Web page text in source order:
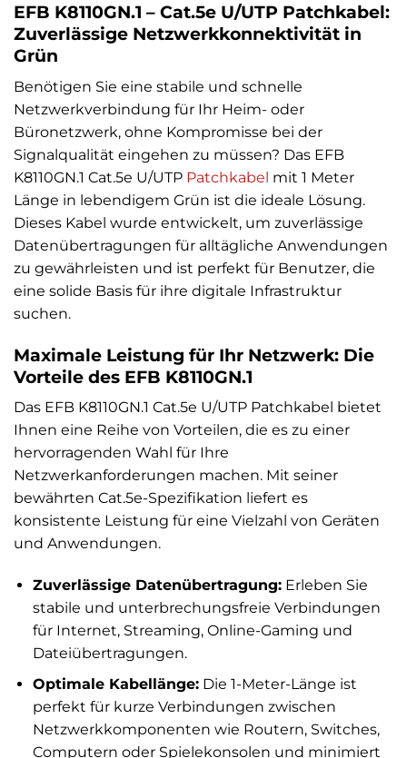
EFB K8110GN.1 – Cat.5e U/UTP Patchkabel:
Zuverlässige Netzwerkkonnektivität in
Grün
Benötigen Sie eine stabile und schnelle
Netzwerkverbindung für Ihr Heim- oder
Büronetzwerk, ohne Kompromisse bei der
Signalqualität eingehen zu müssen? Das EFB
K8110GN.1 Cat.5e U/UTP Patchkabel mit 1 Meter
Länge in lebendigem Grün ist die ideale Lösung.
Dieses Kabel wurde entwickelt, um zuverlässige
Datenübertragungen für alltägliche Anwendungen
zu gewährleisten und ist perfekt für Benutzer, die
eine solide Basis für ihre digitale Infrastruktur
suchen.
Maximale Leistung für Ihr Netzwerk: Die
Vorteile des EFB K8110GN.1
Das EFB K8110GN.1 Cat.5e U/UTP Patchkabel bietet
Ihnen eine Reihe von Vorteilen, die es zu einer
hervorragenden Wahl für Ihre
Netzwerkanforderungen machen. Mit seiner
bewährten Cat.5e-Spezifikation liefert es
konsistente Leistung für eine Vielzahl von Geräten
und Anwendungen.
Zuverlässige Datenübertragung:Erleben Sie
stabile und unterbrechungsfreie Verbindungen
für Internet, Streaming, Online-Gaming und
Dateiübertragungen.
Optimale Kabellänge:Die 1-Meter-Länge ist
perfekt für kurze Verbindungen zwischen
Netzwerkkomponenten wie Routern, Switches,
Computern oder Spielekonsolen und minimiert